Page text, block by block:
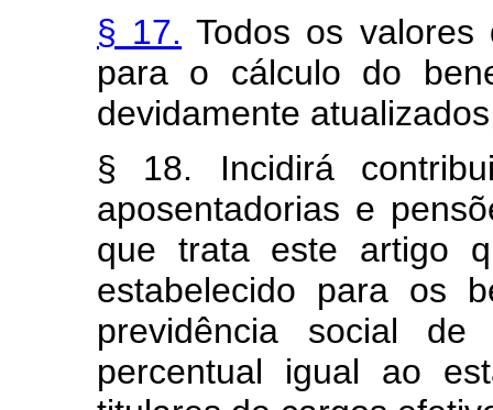
§ 17. Todos os valores
para o cálculo do
devidamente
§ 18. Incidirá
aposentadorias e
que trata este artigo
estabelecido para os
previdência social
percentual igual ao